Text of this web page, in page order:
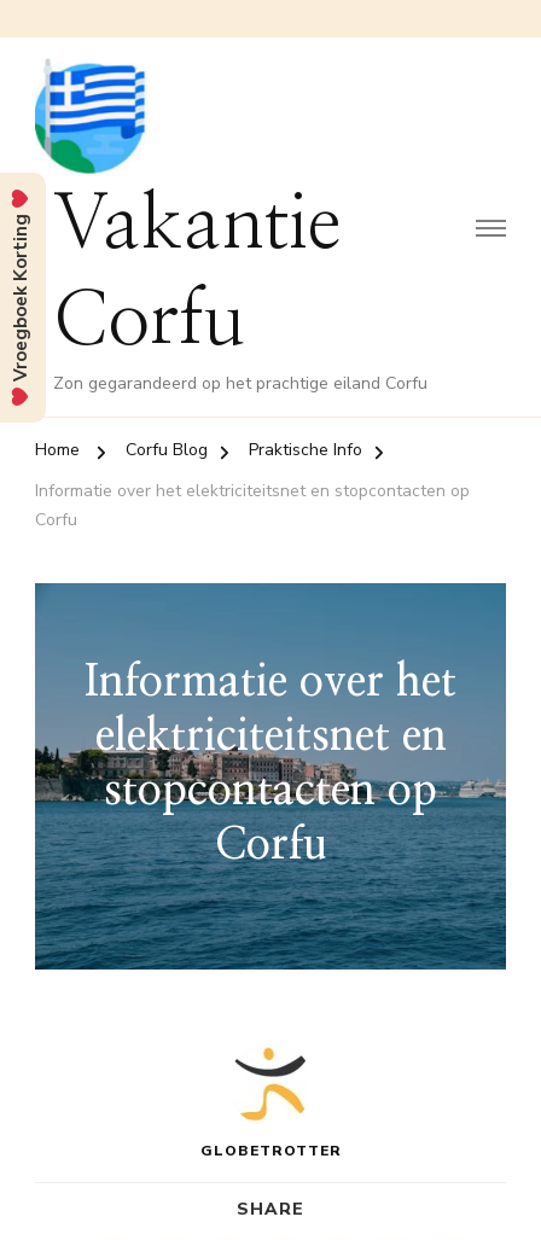
Vakantie
Corfu
Zon gegarandeerd op het prachtige eiland Corfu
Home Corfu Blog
Praktische Info
Informatie over het elektriciteitsnet en stopcontacten op
Corfu
Informatie over het
elektriciteitsnet en
stopcontacten op
Corfu
GLOBETROTTER
SHARE
Vroegboek Korting